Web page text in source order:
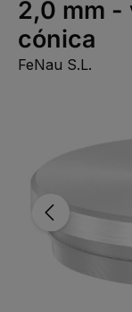
2,0 mm -
cónica
FeNau S.L.